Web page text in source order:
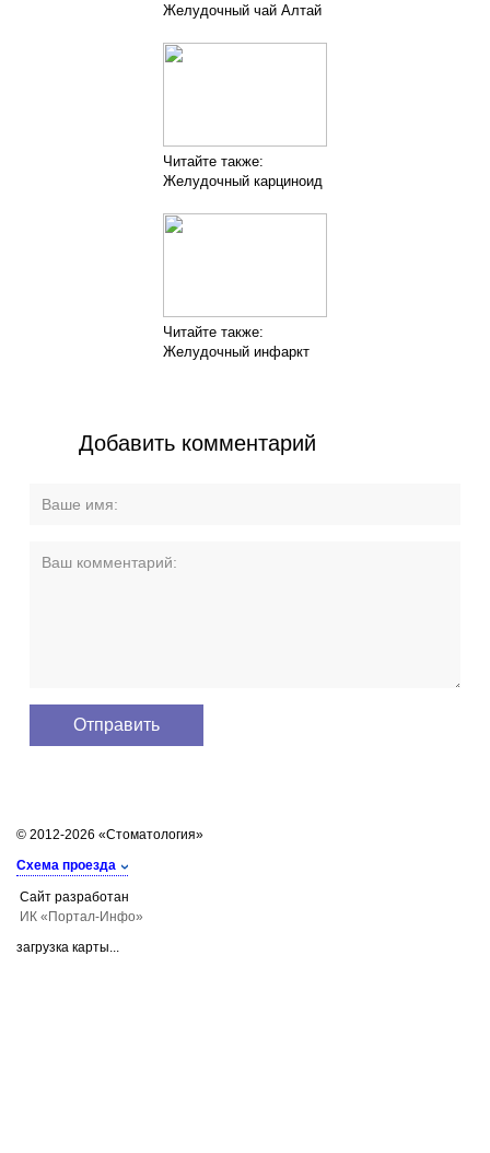
Желудочный чай Алтай
Читайте также:
Желудочный карциноид
Читайте также:
Желудочный инфаркт
Добавить комментарий
© 2012-2026 «Стоматология»
Схема проезда
Сайт разработан
ИК «Портал-Инфо»
загрузка карты...